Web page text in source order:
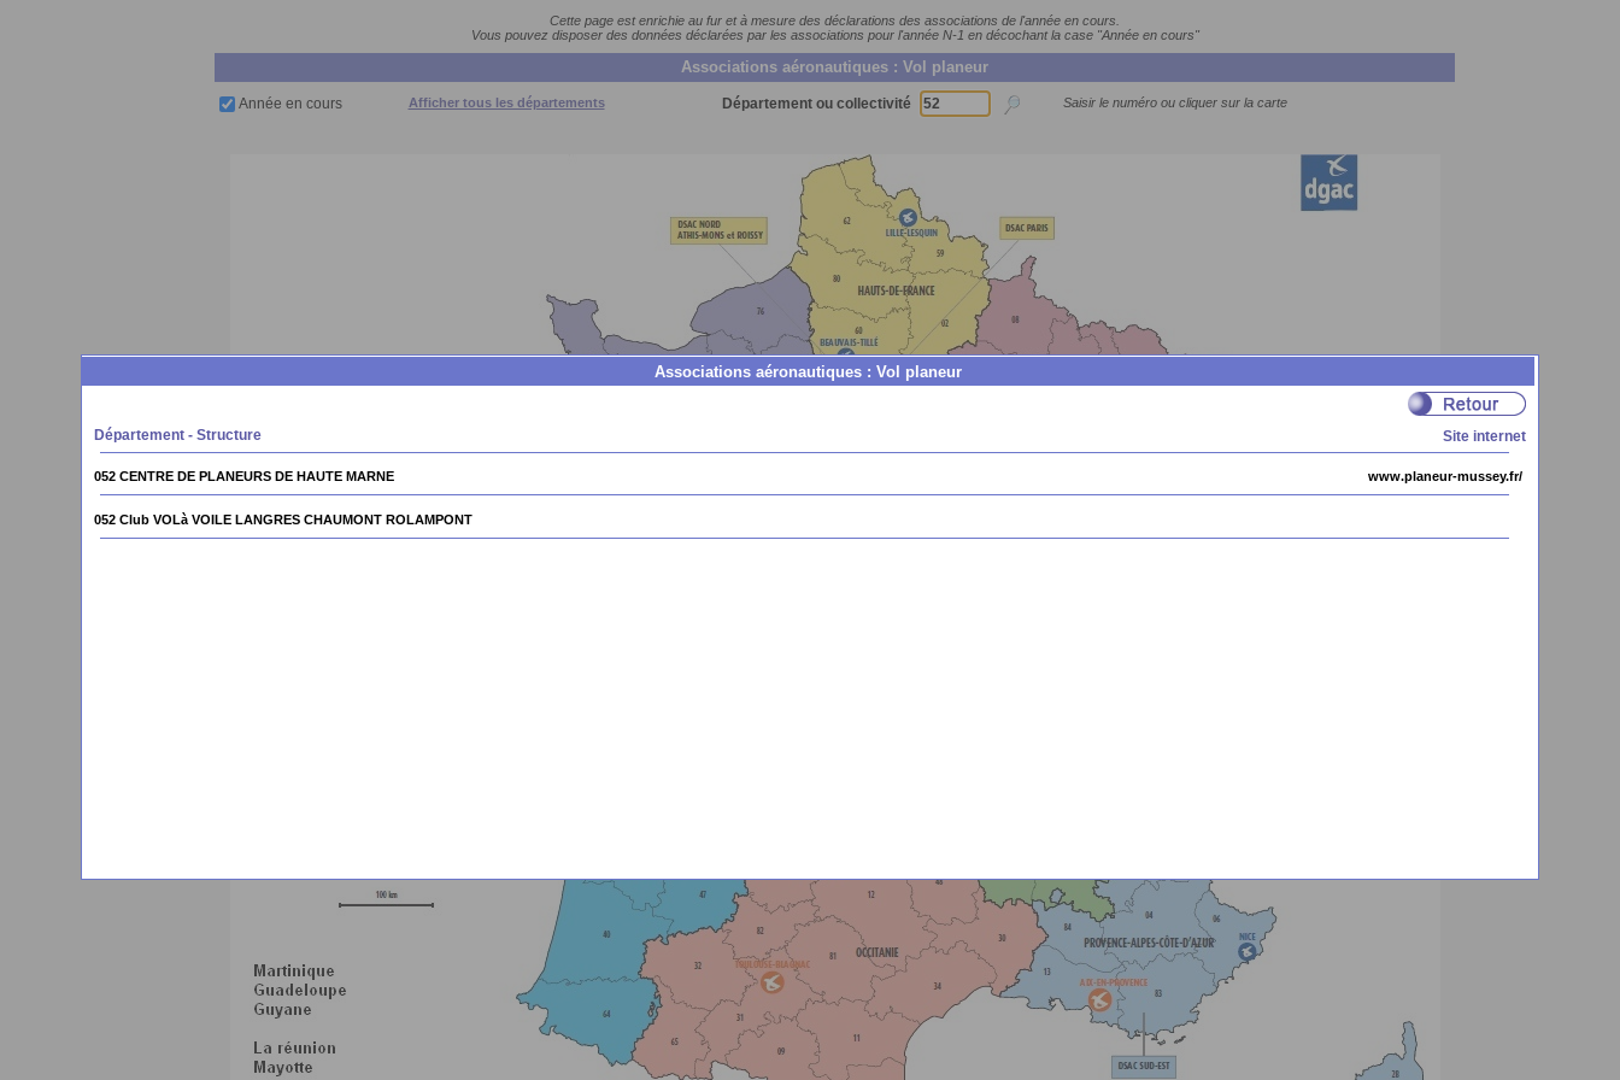
Cette page est enrichie au fur et à mesure des déclarations des associations de l'année en cours.
Vous pouvez disposer des données déclarées par les associations pour l'année N-1 en décochant la case "Année en cours"
Associations aéronautiques : Vol planeur
Année en cours Afficher tous les départements Département ou collectivité Saisir le numéro ou cliquer sur la carte
Département - Structure Site internet
052 CENTRE DE PLANEURS DE HAUTE MARNE www.planeur-mussey.fr/
052 Club VOLà VOILE LANGRES CHAUMONT ROLAMPONT
Associations aéronautiques : Vol planeur